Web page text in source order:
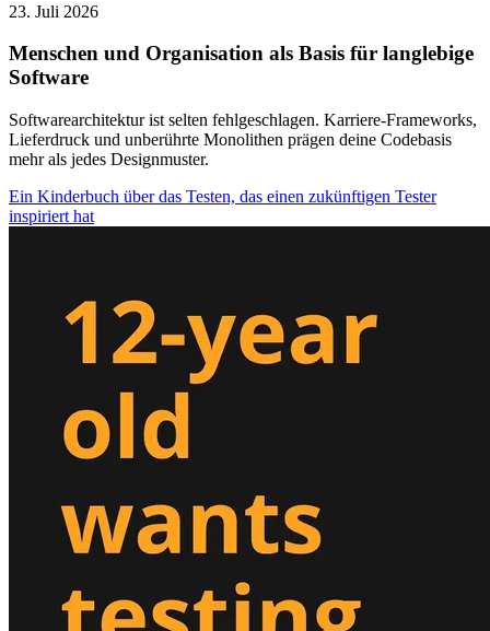
23. Juli 2026
Menschen und Organisation als Basis für langlebige
Software
Softwarearchitektur ist selten fehlgeschlagen. Karriere-Frameworks,
Lieferdruck und unberührte Monolithen prägen deine Codebasis
mehr als jedes Designmuster.
Ein Kinderbuch über das Testen, das einen zukünftigen Tester
inspiriert hat